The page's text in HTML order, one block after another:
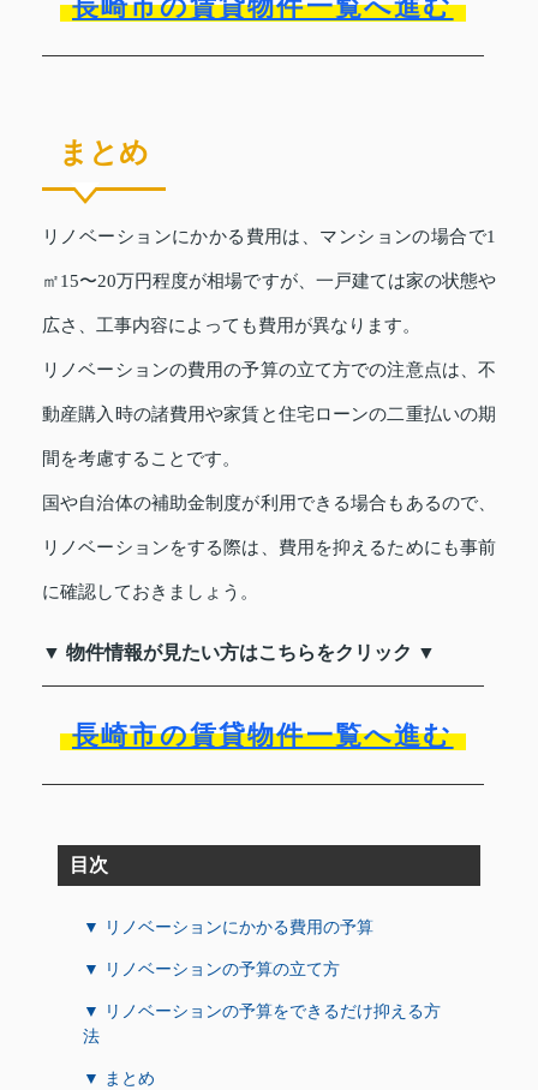
長崎市の賃貸物件一覧へ進む
まとめ
リノベーションにかかる費用は、マンションの場合で1
㎡15〜20万円程度が相場ですが、一戸建ては家の状態や
広さ、工事内容によっても費用が異なります。
リノベーションの費用の予算の立て方での注意点は、不
動産購入時の諸費用や家賃と住宅ローンの二重払いの期
間を考慮することです。
国や自治体の補助金制度が利用できる場合もあるので、
リノベーションをする際は、費用を抑えるためにも事前
に確認しておきましょう。
▼ 物件情報が見たい方はこちらをクリック ▼
長崎市の賃貸物件一覧へ進む
目次
▼ リノベーションにかかる費用の予算
▼ リノベーションの予算の立て方
▼ リノベーションの予算をできるだけ抑える方
法
▼ まとめ